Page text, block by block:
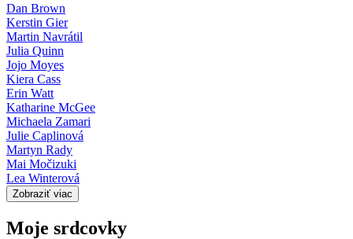
Dan Brown
Kerstin Gier
Martin Navrátil
Julia Quinn
Jojo Moyes
Kiera Cass
Erin Watt
Katharine McGee
Michaela Zamari
Julie Caplinová
Martyn Rady
Mai Močizuki
Lea Winterová
Zobraziť viac
Moje srdcovky